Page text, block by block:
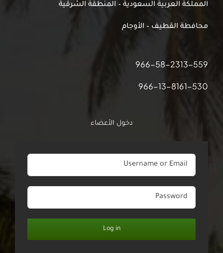
المملكة العربية السعودية – المنطقة الشرقية
محافطة القطيف – الأوجام
966-58-2313-559
966-13-8161-530
دخول الأعضاء
Log in